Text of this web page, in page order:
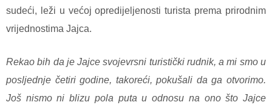
sudeći, leži u većoj opredijeljenosti turista prema prirodnim
vrijednostima Jajca.
Rekao bih da je Jajce svojevrsni turistički rudnik, a mi smo u
posljednje četiri godine, takoreći, pokušali da ga otvorimo.
Još nismo ni blizu pola puta u odnosu na ono što Jajce